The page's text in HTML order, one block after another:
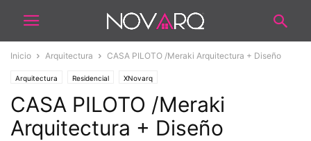
Inicio Arquitectura CASA PILOTO /Meraki Arquitectura + Diseño
Arquitectura Residencial XNovarq
CASA PILOTO /Meraki
Arquitectura + Diseño